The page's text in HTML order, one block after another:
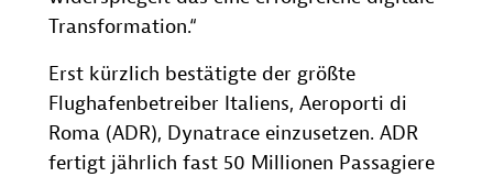
Transformation.“
Erst kürzlich bestätigte der größte
Flughafenbetreiber Italiens, Aeroporti di
Roma (ADR), Dynatrace einzusetzen. ADR
fertigt jährlich fast 50 Millionen Passagiere